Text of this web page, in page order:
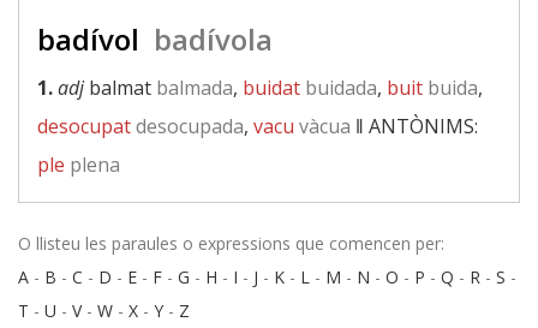
badívol badívola
1.adjbalmat balmada, buidat buidada, buit buida,
desocupatdesocupada, vacu vàcua ‖ ANTÒNIMS:
ple plena
O llisteu les paraules o expressions que comencen per:
A - B - C - D - E - F - G - H - I - J - K - L - M - N - O - P - Q - R - S -
T - U - V- W - X - Y - Z